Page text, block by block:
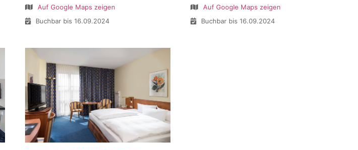
Auf Google Maps zeigen
Buchbar bis 16.09.2024
Auf Google Maps zeigen
Buchbar bis 16.09.2024